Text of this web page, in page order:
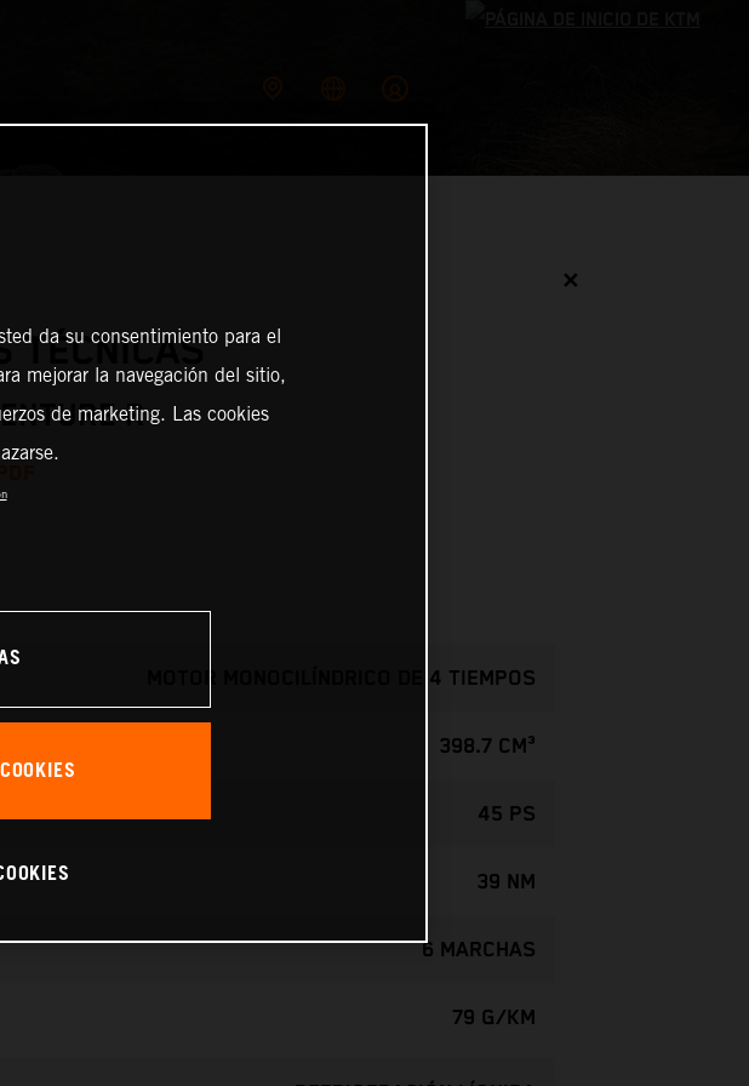
✕
TÉCNICAS
R
MOTOR MONOCILÍNDRICO DE 4 TIEMPOS
398.7 CM³
45 PS
39 NM
6 MARCHAS
79 G/KM
da su consentimiento para el
mejorar la navegación del sitio,
de marketing. Las cookies